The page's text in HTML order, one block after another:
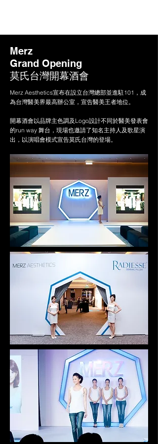
Merz
Grand Opening
莫氏台灣開幕酒會
Merz Aesthetics宣布在設立台灣總部並進駐101，成
為台灣醫美界最高辦公室，宣告醫美王者地位。
開幕酒會以品牌主色調及Logo設計不同於醫美發表會
的run way 舞台，現場也邀請了知名主持人及歌星演
出，以演唱會模式宣告莫氏台灣的登場。